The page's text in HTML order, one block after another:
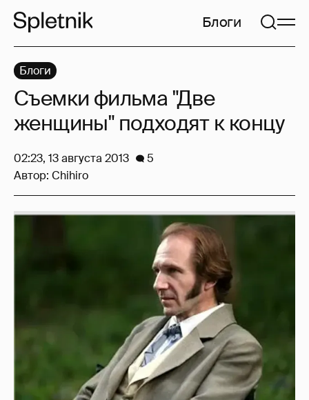
Блоги
Блоги
Съемки фильма "Две
женщины" подходят к концу
02:23, 13 августа 2013
5
Автор: Chihiro